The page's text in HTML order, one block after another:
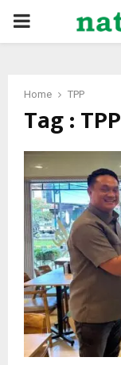
PRIMARY
Home TPP
Tag : TPP